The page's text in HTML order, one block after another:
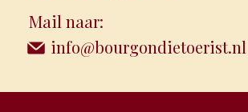
Mail naar:
info@bourgondietoerist.nl